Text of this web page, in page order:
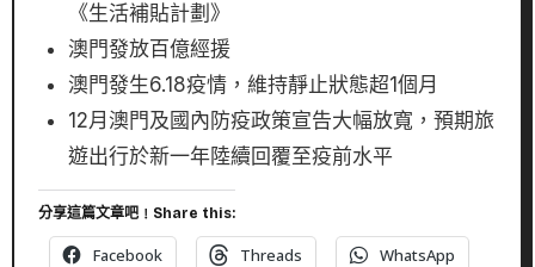
《生活補貼計劃》
澳門發放百億經援
澳門發生6.18疫情，維持靜止狀態超1個月
12月澳門及國內防疫政策宣告大幅放寬，預期旅
遊出行於新一年陸續回覆至疫前水平
分享這篇文章吧﹗Share this:
Facebook Threads WhatsApp